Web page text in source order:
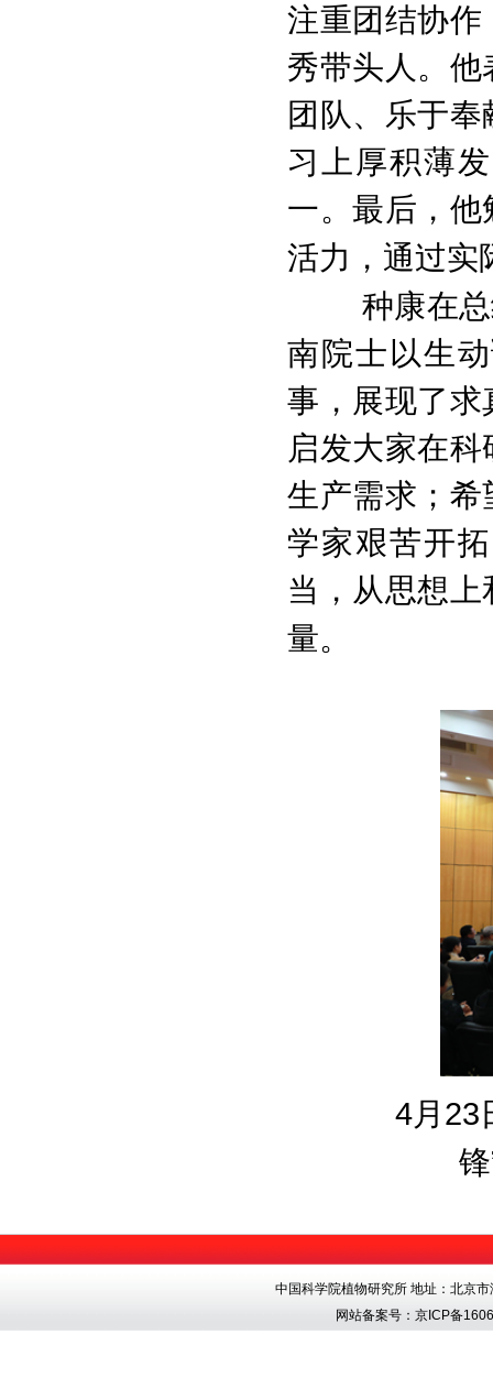
注重团结协
秀带头人。
团队、乐于
习上厚积薄
一。最后，
活力，通过实
种康在
南院士以生
事，展现了
启发大家在
生产需求；
学家艰苦开
当，从思想
量。
4月 23
中国科学院植物研究所 地址：北京
网站备案号：京ICP备